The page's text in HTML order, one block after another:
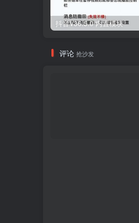
抖音V36.5.0 内置模块
评论 抢沙发